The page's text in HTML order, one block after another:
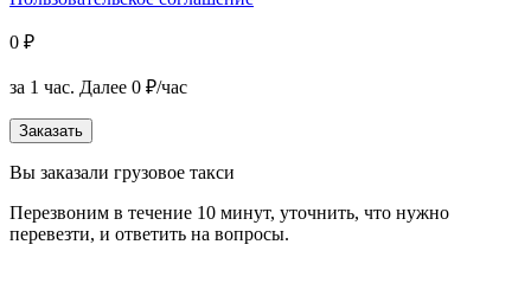
0 ₽
за 1 час. Далее 0 ₽/час
Заказать
Вы заказали грузовое такси
Перезвоним в течение 10 минут, уточнить, что нужно
перевезти, и ответить на вопросы.